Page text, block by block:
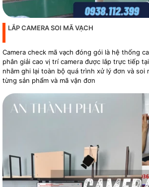
LẮP CAMERA SOI MÃ VẠCH
Camera check mã vạch đóng gói là hệ thống
phân giải cao vị trí camera được lắp trực tiếp
nhằm ghi lại toàn bộ quá trình xử lý đơn và soi
từng sản phẩm và mã vận đơn